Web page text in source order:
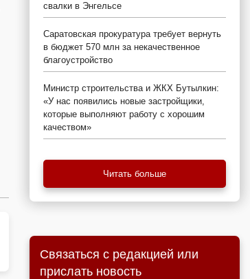
свалки в Энгельсе
Саратовская прокуратура требует вернуть
в бюджет 570 млн за некачественное
благоустройство
Министр строительства и ЖКХ Бутылкин:
«У нас появились новые застройщики,
которые выполняют работу с хорошим
качеством»
Читать больше
Связаться с редакцией или
прислать новость